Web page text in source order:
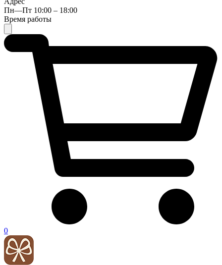
Пн—Пт 10:00 – 18:00
Время работы
0